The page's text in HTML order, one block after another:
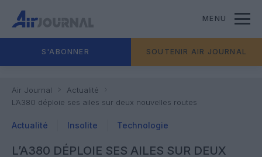
MENU
S'ABONNER SOUTENIR AIR JOURNAL
Air Journal
Actualité
L’A380 déploie ses ailes sur deux nouvelles routes
Actualité Insolite Technologie
L’A380 DÉPLOIE SES AILES SUR DEUX